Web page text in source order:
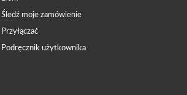
Śledź moje zamówienie
Przyłączać
Podręcznik użytkownika